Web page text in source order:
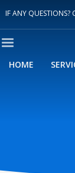
IF ANY QUESTIONS?
HOME